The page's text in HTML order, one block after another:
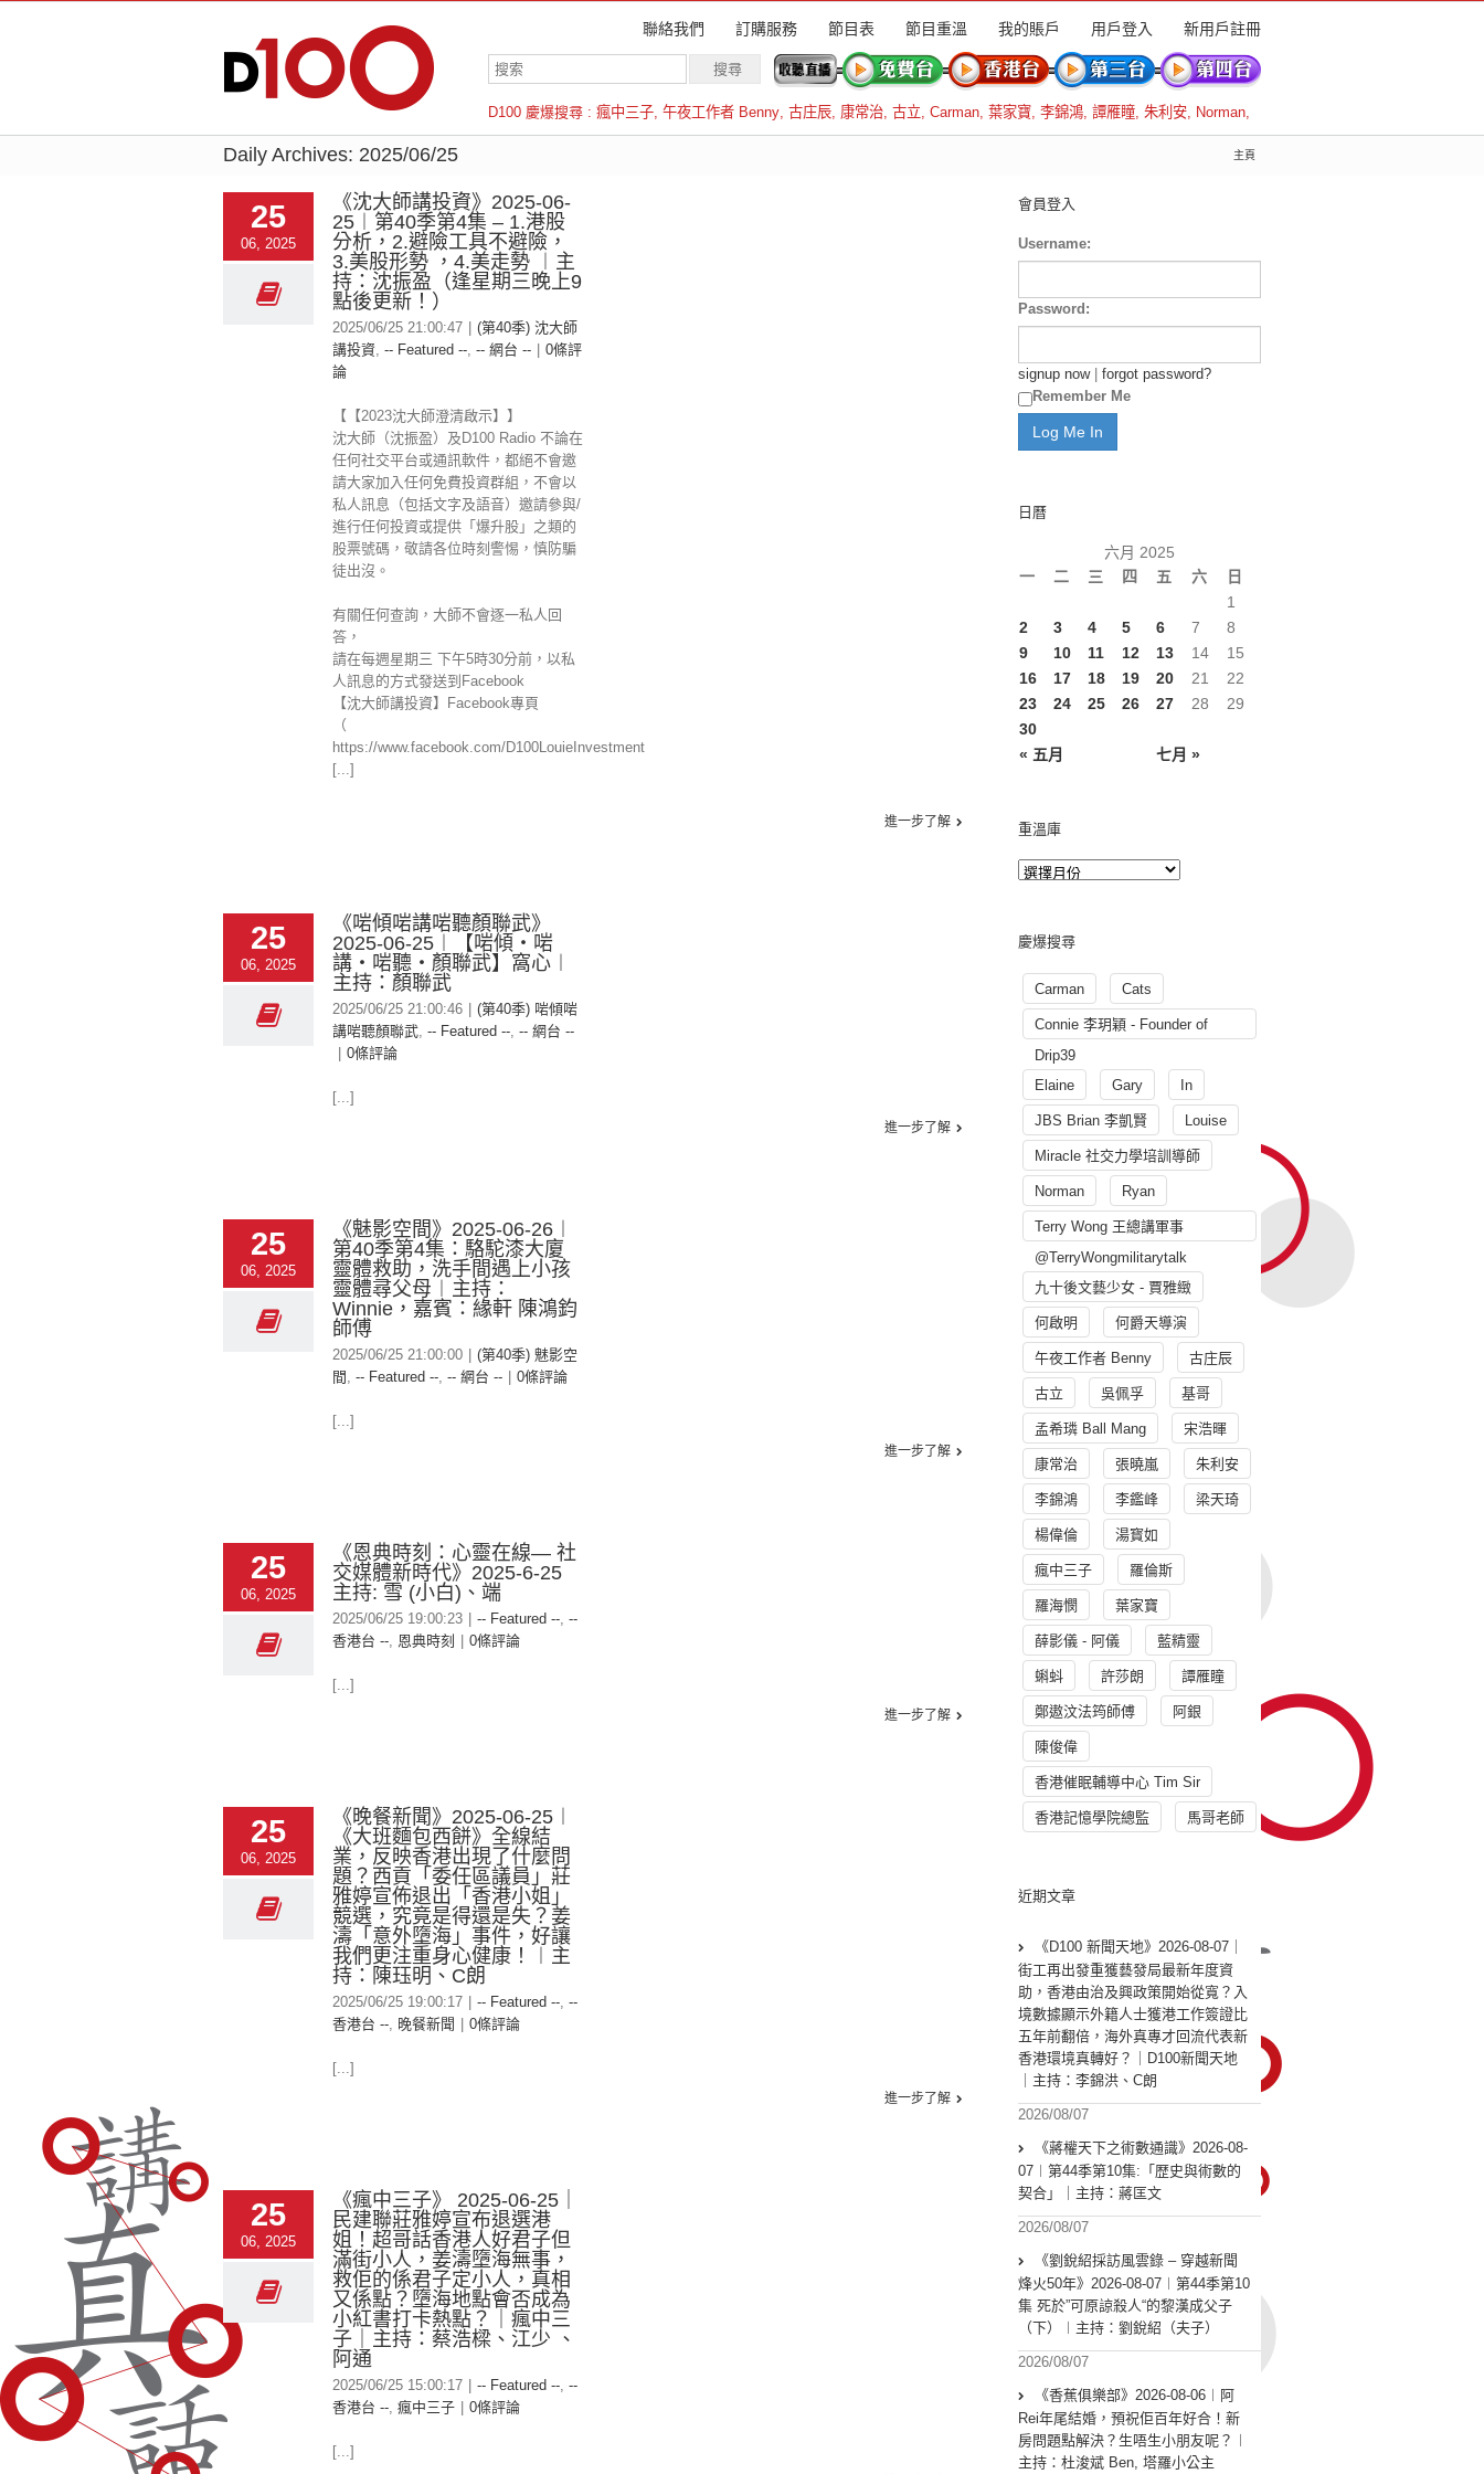
聯絡我們 訂購服務 節目表 節目重溫 我的賬戶 用戶登入 新用戶註冊
D100 慶爆搜尋 : 瘋中三子, 午夜工作者 Benny, 古庄辰, 康常治, 古立, Carman, 葉家寶, 李錦鴻, 譚雁瞳, 朱利安, Norman,
羅倫斯
Daily Archives: 2025/06/25 主頁
25
06, 2025
《沈大師講投資》2025-06-
25︱第40季第4集 – 1.港股
分析，2.避險工具不避險，
3.美股形勢 ，4.美走勢 ︱主
持：沈振盈（逢星期三晚上9
點後更新！）
2025/06/25 21:00:47
(第40季) 沈大師
講投資, -- Featured --, -- 網台 --
0條評
論
【【2023沈大師澄清啟示】】
沈大師（沈振盈）及D100 Radio 不論在
任何社交平台或通訊軟件，都絕不會邀
請大家加入任何免費投資群組，不會以
私人訊息（包括文字及語音）邀請參與/
進行任何投資或提供「爆升股」之類的
股票號碼，敬請各位時刻警惕，慎防騙
徒出沒。
有關任何查詢，大師不會逐一私人回
答，
請在每週星期三 下午5時30分前，以私
人訊息的方式發送到Facebook
【沈大師講投資】Facebook專頁
（
https://www.facebook.com/D100LouieInvestment
[...]
進一步了解
25
06, 2025
《啱傾啱講啱聽顏聯武》
2025-06-25︱【啱傾‧啱
講‧啱聽‧顏聯武】窩心︱
主持：顏聯武
2025/06/25 21:00:46
(第40季) 啱傾啱
講啱聽顏聯武, -- Featured --, -- 網台 --
0條評論
[...]
進一步了解
25
06, 2025
《魅影空間》2025-06-26︱
第40季第4集：駱駝漆大廈
靈體救助，洗手間遇上小孩
靈體尋父母︱主持：
Winnie，嘉賓：緣軒 陳鴻鈞
師傅
2025/06/25 21:00:00
(第40季) 魅影空
間 , -- Featured --, -- 網台 -- 0條評論
[...]
進一步了解
25
06, 2025
《恩典時刻：心靈在線— 社
交媒體新時代》2025-6-25
主持: 雪 (小白)、端
2025/06/25 19:00:23 -- Featured --, --
香港台 --, 恩典時刻 0條評論
[...]
進一步了解
25
06, 2025
《晚餐新聞》2025-06-25︱
《大班麵包西餅》全線結
業，反映香港出現了什麼問
題？西貢「委任區議員」莊
雅婷宣佈退出「香港小姐」
競選，究竟是得還是失？姜
濤「意外墮海」事件，好讓
我們更注重身心健康！︱主
持：陳珏明、C朗
2025/06/25 19:00:17 -- Featured --, --
香港台 --, 晚餐新聞 0條評論
[...]
進一步了解
25
06, 2025
《瘋中三子》 2025-06-25｜
民建聯莊雅婷宣布退選港
姐！超哥話香港人好君子但
滿街小人，姜濤墮海無事，
救佢的係君子定小人，真相
又係點？墮海地點會否成為
小紅書打卡熱點？｜瘋中三
子｜主持：蔡浩樑、江少 、
阿通
2025/06/25 15:00:17 -- Featured --, --
香港台 --, 瘋中三子 0條評論
[...]
會員登入
Username:
Password:
signup now| forgot password?
Remember Me
日曆
六月 2025
一
二 三 四 五 六 日
« 五月 七月 »
1
2
3 4 5 6 7
8
9
10 11 12 13 14
15
16
17 18 19 20 21
22
23
24 25 26 27 28
29
30
重溫庫
慶爆搜尋
Carman Cats
Connie 李玥穎 - Founder of
Drip39
Elaine
Gary In
JBS Brian 李凱賢 Louise
Miracle 社交力學培訓導師
Norman Ryan
Terry Wong 王總講軍事
@TerryWongmilitarytalk
九十後文藝少女 - 賈雅緻
何啟明 何爵天導演
午夜工作者 Benny 古庄辰
古立 吳佩孚 基哥
孟希璘 Ball Mang 宋浩暉
康常治 張曉嵐 朱利安
李錦鴻 李鑑峰 梁天琦
楊偉倫 湯寳如
瘋中三子 羅倫斯
羅海憫 葉家寶
薛影儀 - 阿儀 藍精靈
蝌蚪 許莎朗 譚雁瞳
鄭遨汶法筠師傅 阿銀
陳俊偉
香港催眠輔導中心 Tim Sir
香港記憶學院總監 馬哥老師
近期文章
《D100 新聞天地》2026-08-07｜
街工再出發重獲藝發局最新年度資
助，香港由治及興政策開始從寬？入
境數據顯示外籍人士獲港工作簽證比
五年前翻倍，海外真專才回流代表新
香港環境真轉好？｜D100新聞天地
｜主持：李錦洪、C朗
2026/08/07
《蔣權天下之術數通識》2026-08-
07︱第44季第10集:「歴史與術數的
契合」｜主持：蔣匡文
2026/08/07
《劉銳紹採訪風雲錄 – 穿越新聞
烽火50年》2026-08-07︱第44季第10
集 死於”可原諒殺人“的黎漢成父子
（下）︱主持：劉銳紹（夫子）
2026/08/07
《香蕉俱樂部》2026-08-06︱阿
Rei年尾結婚，預祝佢百年好合！新
房問題點解決？生唔生小朋友呢？︱
主持：杜浚斌 Ben, 塔羅小公主